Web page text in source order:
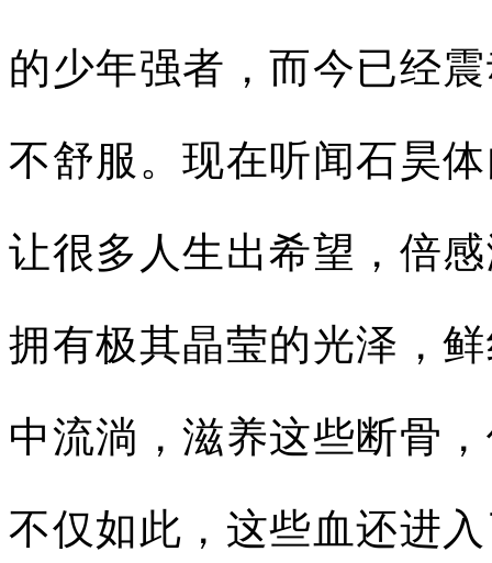
的少年强者，而今已经
不舒服。现在听闻石昊
让很多人生出希望，倍
拥有极其晶莹的光泽，
中流淌，滋养这些断骨
不仅如此，这些血还进